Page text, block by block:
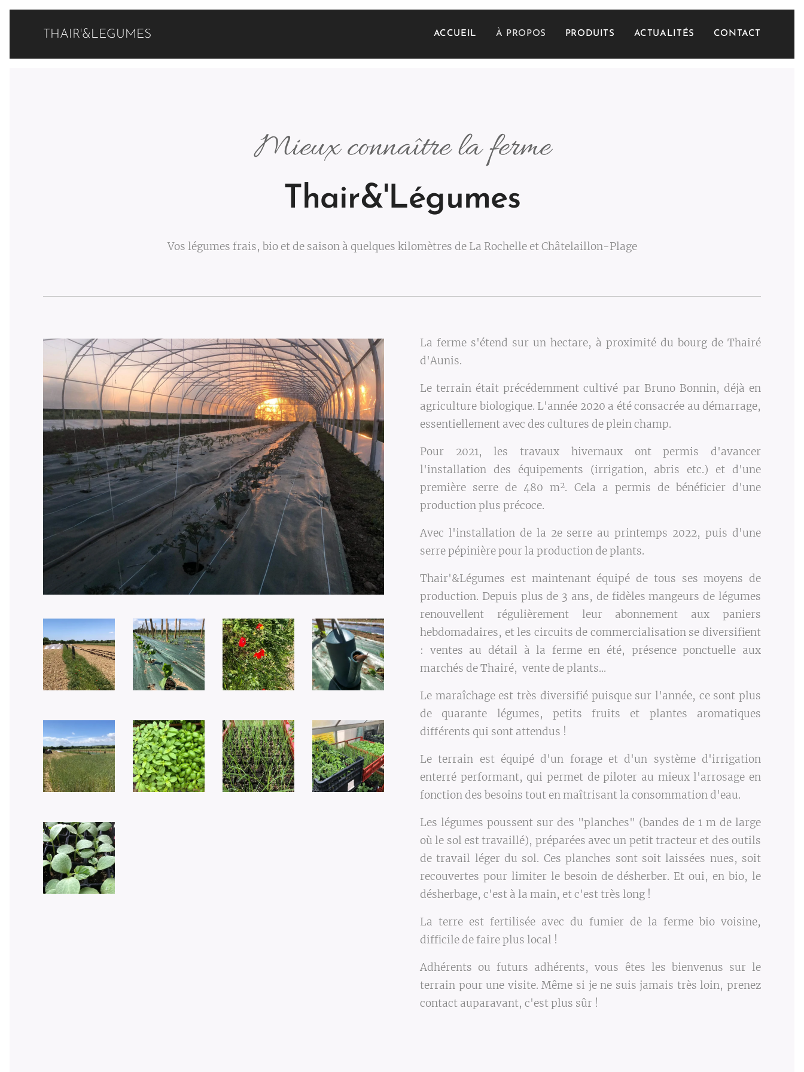
THAIR'&LEGUMES ACCUEIL À PROPOS PRODUITS ACTUALITÉS CONTACT
Mieux connaître la ferme
Thair&'Légumes
Vos légumes frais, bio et de saison à quelques kilomètres de La Rochelle et Châtelaillon-Plage
La ferme s'étend sur un hectare, à proximité du bourg de Thairé
d'Aunis.
Le terrain était précédemment cultivé par Bruno Bonnin, déjà en
agriculture biologique. L'année 2020 a été consacrée au démarrage,
essentiellement avec des cultures de plein champ.
Pour 2021, les travaux hivernaux ont permis d'avancer
l'installation des équipements (irrigation, abris etc.) et d'une
première serre de 480 m². Cela a permis de bénéficier d'une
production plus précoce.
Avec l'installation de la 2e serre au printemps 2022, puis d'une
serre pépinière pour la production de plants.
Thair'&Légumes est maintenant équipé de tous ses moyens de
production. Depuis plus de 3 ans, de fidèles mangeurs de légumes
renouvellent régulièrement leur abonnement aux paniers
hebdomadaires, et les circuits de commercialisation se diversifient
: ventes au détail à la ferme en été, présence ponctuelle aux
marchés de Thairé, vente de plants...
Le maraîchage est très diversifié puisque sur l'année, ce sont plus
de quarante légumes, petits fruits et plantes aromatiques
différents qui sont attendus !
Le terrain est équipé d'un forage et d'un système d'irrigation
enterré performant, qui permet de piloter au mieux l'arrosage en
fonction des besoins tout en maîtrisant la consommation d'eau.
Les légumes poussent sur des "planches" (bandes de 1 m de large
où le sol est travaillé), préparées avec un petit tracteur et des outils
de travail léger du sol. Ces planches sont soit laissées nues, soit
recouvertes pour limiter le besoin de désherber. Et oui, en bio, le
désherbage, c'est à la main, et c'est très long !
La terre est fertilisée avec du fumier de la ferme bio voisine,
difficile de faire plus local !
Adhérents ou futurs adhérents, vous êtes les bienvenus sur le
terrain pour une visite. Même si je ne suis jamais très loin, prenez
contact auparavant, c'est plus sûr !